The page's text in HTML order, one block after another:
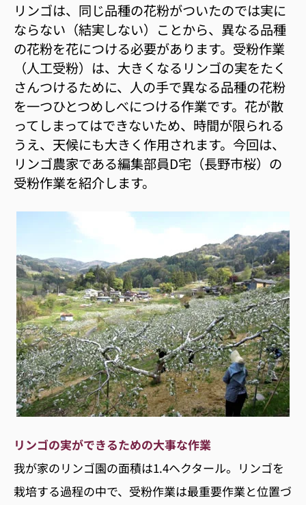
リンゴは、同じ品種の花粉がついたのでは実に
ならない（結実しない）ことから、異なる品種
の花粉を花につける必要があります。受粉作業
（人工受粉）は、大きくなるリンゴの実をたく
さんつけるために、人の手で異なる品種の花粉
を一つひとつめしべにつける作業です。花が散
ってしまってはできないため、時間が限られる
うえ、天候にも大きく作用されます。今回は、
リンゴ農家である編集部員D宅（長野市桜）の
受粉作業を紹介します。
リンゴの実ができるための大事な作業
我が家のリンゴ園の面積は1.4ヘクタール。リンゴを
栽培する過程の中で、受粉作業は最重要作業と位置づ